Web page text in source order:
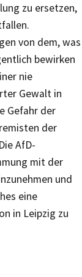
zu ersetzen,
von dem, was
bewirken
nie
Gewalt in
Gefahr der
der
AfD-
mit der
und
eine
in Leipzig zu